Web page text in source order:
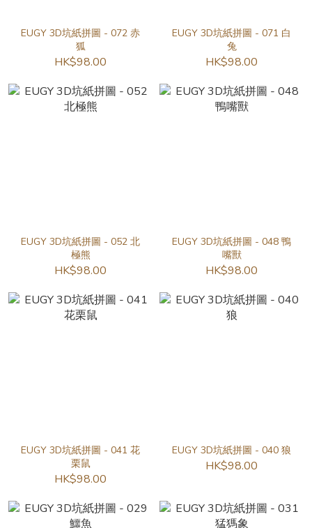
EUGY 3D坑紙拼圖 - 072 赤
狐
HK$98.00
EUGY 3D坑紙拼圖 - 071 白
兔
HK$98.00
EUGY 3D坑紙拼圖 - 052 北
極熊
HK$98.00
EUGY 3D坑紙拼圖 - 048 鴨
嘴獸
HK$98.00
EUGY 3D坑紙拼圖 - 041 花
栗鼠
HK$98.00
EUGY 3D坑紙拼圖 - 040 狼
HK$98.00